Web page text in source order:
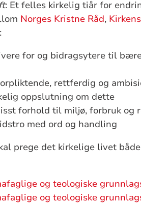
: Et felles kirkelig tiår for
Norges Kristne Råd,
for og bidragsytere til
rettferdig og
oppslutning om dette
forhold til miljø, forbruk og
med ord og handling
prege det kirkelige livet
og teologiske
og teologiske